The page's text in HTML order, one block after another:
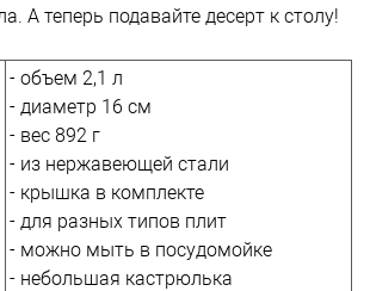
А теперь подавайте десерт к столу!
- объем 2,1 л
- диаметр 16 см
- вес 892 г
- из нержавеющей стали
- крышка в комплекте
- для разных типов плит
- можно мыть в посудомойке
- небольшая кастрюлька